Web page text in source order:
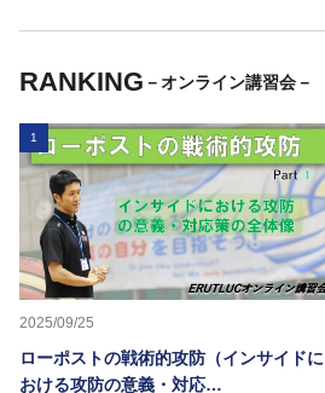
RANKING －オンライン講習会－
1
2025/09/25
ローポストの戦術的攻防（インサイドに
おける攻防の意義・対応…